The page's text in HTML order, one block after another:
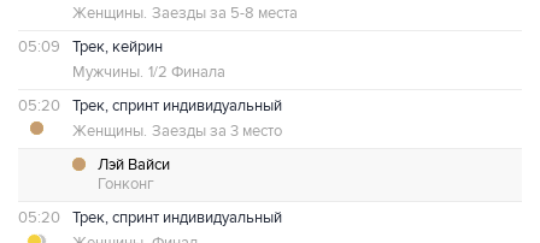
Женщины. Заезды за 5-8 места
05:09
Трек, кейрин
Мужчины. 1/2 Финала
05:20
Трек, спринт индивидуальный
Женщины. Заезды за 3 место
Лэй Вайси
Гонконг
05:20
Трек, спринт индивидуальный